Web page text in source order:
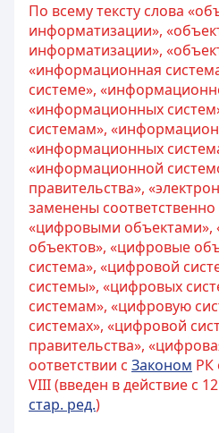
По всему тексту слова
информатизации»,
информатизации»,
«информационная
системе»,
«информационных
системам»,
«информационных
«информационной
правительства»,
заменены
«цифровыми объектами»,
объектов», «цифровые
система», «цифровой
системы», «цифровых
системам», «цифровую
системах», «цифровой
правительства»,
оответствии с Законом РК
VIII (введен в действие с
стар. ред.)